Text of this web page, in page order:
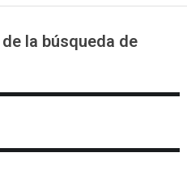
la búsqueda de